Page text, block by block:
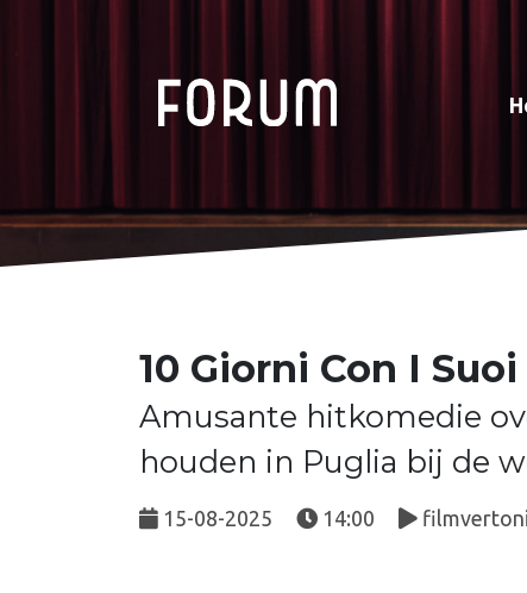
10 Giorni Con I
Amusante hitkomedie
houden in Puglia bij de
15-08-2025 14:00